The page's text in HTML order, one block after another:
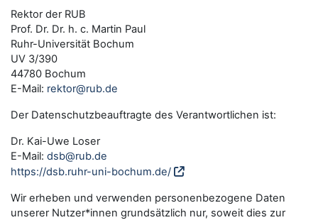
Rektor der RUB
Prof. Dr. Dr. h. c. Martin Paul
Ruhr-Universität Bochum
UV 3/390
44780 Bochum
E-Mail: rektor@rub.de
Der Datenschutzbeauftragte des Verantwortlichen ist:
Dr. Kai-Uwe Loser
E-Mail: dsb@rub.de
https://dsb.ruhr-uni-bochum.de/
Wir erheben und verwenden personenbezogene Daten
unserer Nutzer*innen grundsätzlich nur, soweit dies zur